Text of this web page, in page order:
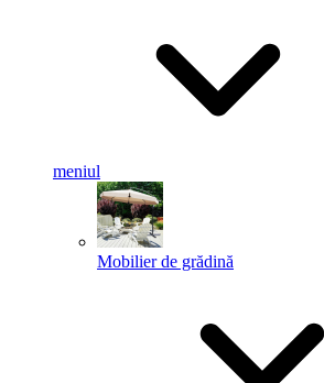
meniul
Mobilier de grădină